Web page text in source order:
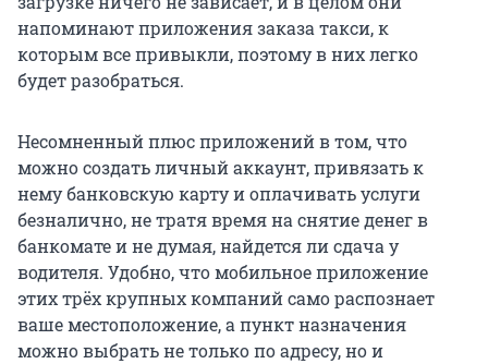
напоминают приложения заказа такси, к
которым все привыкли, поэтому в них легко
будет разобраться.
Несомненный плюс приложений в том, что
можно создать личный аккаунт, привязать к
нему банковскую карту и оплачивать услуги
безналично, не тратя время на снятие денег в
банкомате и не думая, найдется ли сдача у
водителя. Удобно, что мобильное приложение
этих трёх крупных компаний само распознает
ваше местоположение, а пункт назначения
можно выбрать не только по адресу, но и